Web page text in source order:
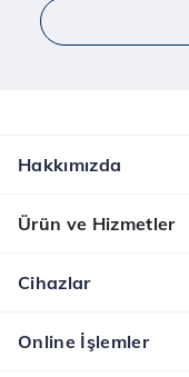
Hakkımızda
Ürün ve Hizmetler
Cihazlar
Online İşlemler